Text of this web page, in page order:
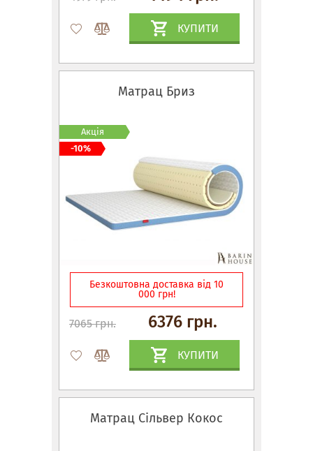
КУПИТИ
Матрац Бриз
Безкоштовна доставка від 10
000 грн!
7065 грн. 6376 грн.
КУПИТИ
Акція
-10%
Матрац Сільвер Кокос